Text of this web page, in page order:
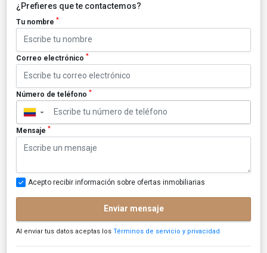
¿Prefieres que te contactemos?
Tu nombre *
Correo electrónico *
Número de teléfono *
▼
Mensaje *
Acepto recibir información sobre ofertas inmobiliarias
Enviar mensaje
Al enviar tus datos aceptas los Términos de servicio y privacidad